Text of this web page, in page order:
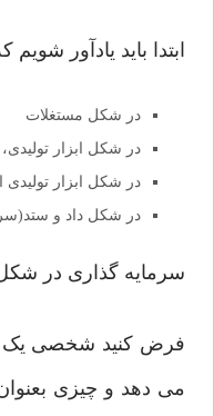
ابتدا باید یادآور
در شکل مستغلات
در شکل ابزار
در شکل ابزار
در شکل داد و
سرمایه گذاری در
فرض کنید شخصی یک
می دهد و چیزی بعنوان